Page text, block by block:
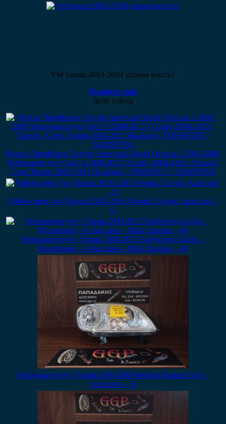
VW touran 2003-2010 γέφυρα κομπλέ
Ρωτήστε τιμή
Δείτε επίσης
Μοτερ Παραθύρου Εμπρός Αριστερό Skoda Octavia 5 2004-2008
Volkswagen (vw) Golf 6 2008-2013 / Caddy 2004-2015 / Touran /
Cross Touran 2003-2015 (Κωδικός: 1T0959701T / 5K0959793)
Volkswagen (vw) Touran 2010-2015 Φανάρι Εμπρός Αριστερό –
Ο
Volkswagen (vw) Touran 2010-2015 Καθρέπτης Δεξιός –
Ηλεκτρικός – 6 Καλώδια – Μπλε Σκούρο – Θ
Volkswagen (vw) Touran 2003-2006 Φανάρι Εμπρός Δεξί –
Λογότυπο – Θ